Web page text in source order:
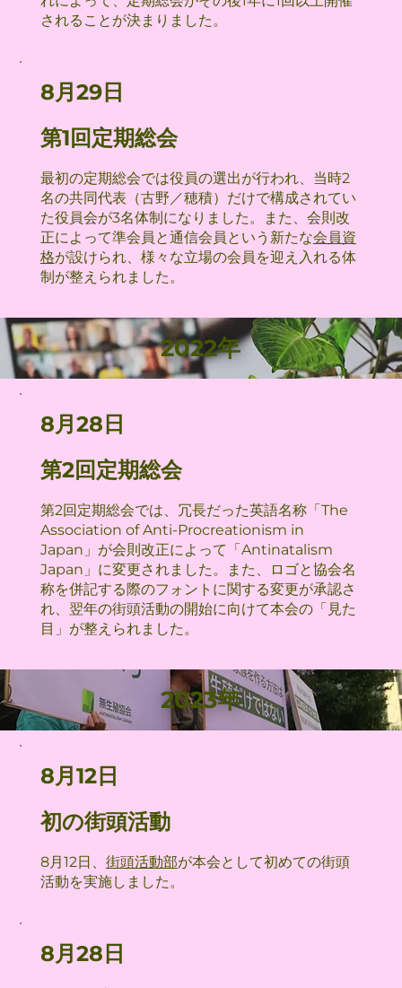
されることが決まりました。
8月29日
第1回定期総会
最初の定期総会では役員の選出が行われ、当時2
名の共同代表（古野／穂積）だけで構成されてい
た役員会が3名体制になりました。また、会則改
正によって準会員と通信会員という新たな会員資
格が設けられ、様々な立場の会員を迎え入れる体
制が整えられました。
2022年
8月28日
第2回定期総会
第2回定期総会では、冗長だった英語名称「The
Association of Anti-Procreationism in
Japan」が会則改正によって「Antinatalism
Japan」に変更されました。また、ロゴと協会名
称を併記する際のフォントに関する変更が承認さ
れ、翌年の街頭活動の開始に向けて本会の「見た
目」が整えられました。
2023年
8月12日
初の街頭活動
8月12日、 街頭活動部が本会として初めての街頭
活動を実施しました。
8月28日